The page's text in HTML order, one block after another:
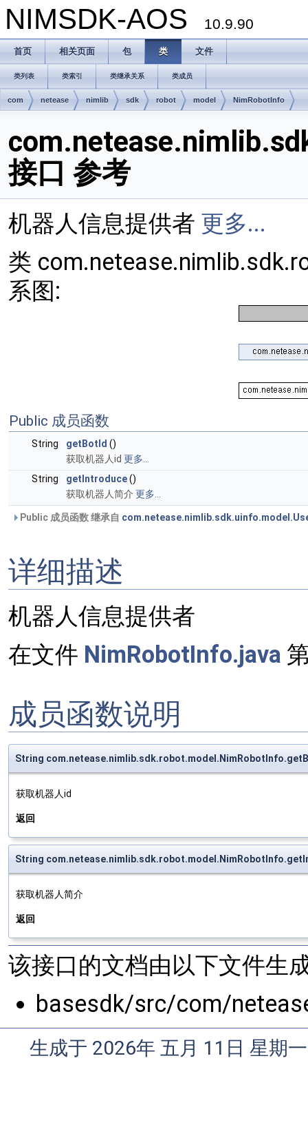
NIMSDK-AOS 10.9.90
首页 相关页面 包 类 文件
类列表 类索引 类继承关系 类成员
com netease nimlib sdk robot model NimRobotInfo
接口 参考
机器人信息提供者 更多...
类
系图:
Public 成员函数
String getBotId ()
获取机器人id 更多...
String
getIntroduce()
获取机器人简介 更多...
Public 成员函数 继承自
详细描述
机器人信息提供者
在文件 NimRobotInfo.java
成员函数说明
String
获取机器人id
返回
String
获取机器人简介
返回
该接口的文档由以下文件生
basesdk/src/com/
生成于 2026年 五月 11日 星期